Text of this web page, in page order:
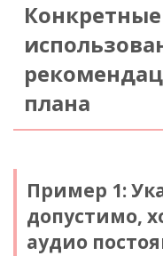
плана
Пример 1:
допустимо,
аудио